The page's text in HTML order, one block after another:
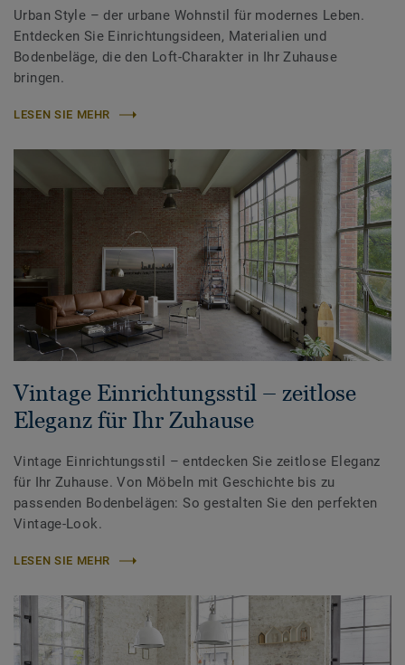
Urban Style – der urbane Wohnstil für modernes Leben.
Entdecken Sie Einrichtungsideen, Materialien und
Bodenbeläge, die den Loft-Charakter in Ihr Zuhause
bringen.
LESEN SIE MEHR
Vintage Einrichtungsstil – zeitlose
Eleganz für Ihr Zuhause
Vintage Einrichtungsstil – entdecken Sie zeitlose Eleganz
für Ihr Zuhause. Von Möbeln mit Geschichte bis zu
passenden Bodenbelägen: So gestalten Sie den perfekten
Vintage-Look.
LESEN SIE MEHR